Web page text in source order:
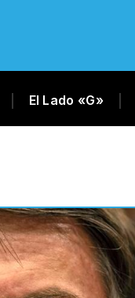
El Lado «G»